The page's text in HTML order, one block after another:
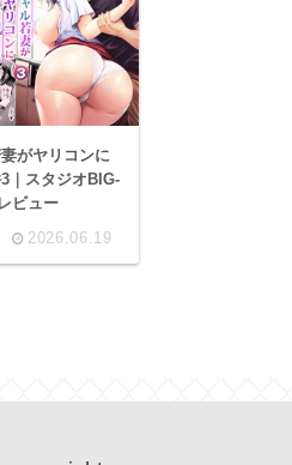
がヤリコンに
｜スタジオBIG-
ビュー
2026.06.19